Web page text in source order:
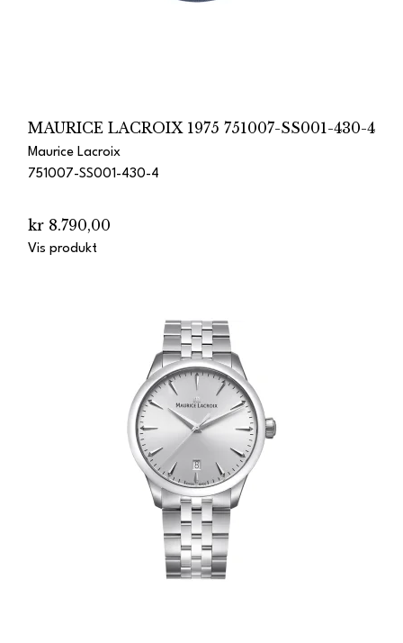
MAURICE LACROIX 1975 751007-SS001-430-4
Maurice Lacroix
751007-SS001-430-4
kr 8.790,00
Vis produkt